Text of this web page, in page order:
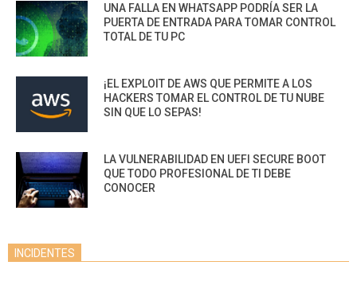
UNA FALLA EN WHATSAPP PODRÍA SER LA
PUERTA DE ENTRADA PARA TOMAR CONTROL
TOTAL DE TU PC
¡EL EXPLOIT DE AWS QUE PERMITE A LOS
HACKERS TOMAR EL CONTROL DE TU NUBE
SIN QUE LO SEPAS!
LA VULNERABILIDAD EN UEFI SECURE BOOT
QUE TODO PROFESIONAL DE TI DEBE
CONOCER
INCIDENTES